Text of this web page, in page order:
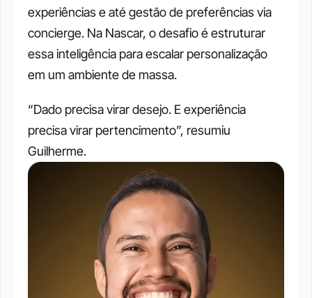
experiências e até gestão de preferências via
concierge. Na Nascar, o desafio é estruturar
essa inteligência para escalar personalização
em um ambiente de massa.
“Dado precisa virar desejo. E experiência
precisa virar pertencimento”, resumiu
Guilherme.